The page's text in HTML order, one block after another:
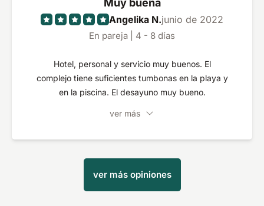
Muy buena
Angelika N.junio de 2022
En pareja | 4 - 8 días
Hotel, personal y servicio muy buenos. El
complejo tiene suficientes tumbonas en la playa y
en la piscina. El desayuno muy bueno.
ver más
ver más opiniones